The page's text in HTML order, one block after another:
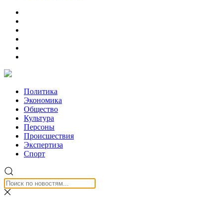
Политика
Экономика
Общество
Культура
Персоны
Происшествия
Экспертиза
Спорт